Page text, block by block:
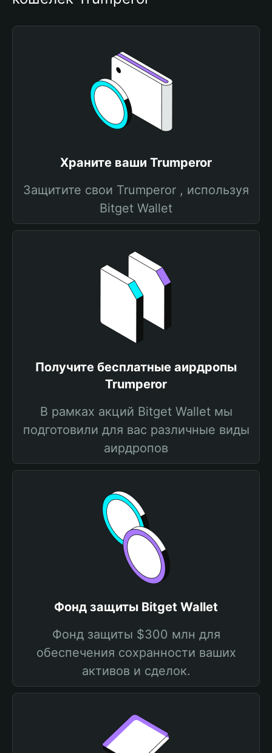
Храните ваши Trumperor
Защитите свои Trumperor , используя
Bitget Wallet
Получите бесплатные аирдропы
Trumperor
В рамках акций Bitget Wallet мы
подготовили для вас различные виды
аирдропов
Фонд защиты Bitget Wallet
Фонд защиты $300 млн для
обеспечения сохранности ваших
активов и сделок.